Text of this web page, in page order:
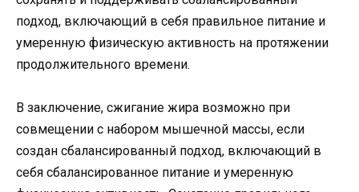
подход, включающий в себя правильное питание и
умеренную физическую активность на протяжении
продолжительного времени.
В заключение, сжигание жира возможно при
совмещении с набором мышечной массы, если
создан сбалансированный подход, включающий в
себя сбалансированное питание и умеренную